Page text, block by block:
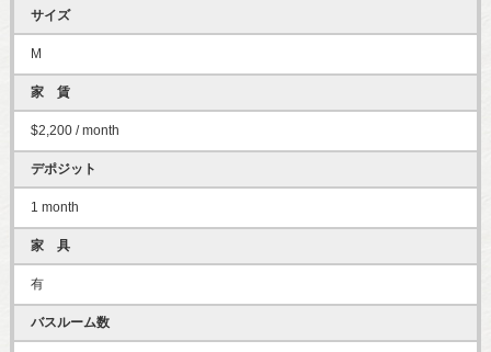
サイズ
M
家 賃
$2,200 / month
デポジット
1 month
家 具
有
バスルーム数